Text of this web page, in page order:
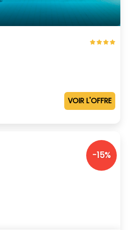
VOIR L'OFFRE
-15%